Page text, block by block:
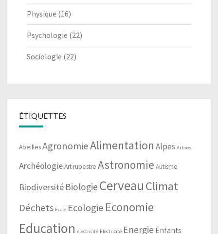
Physique (16)
Psychologie (22)
Sociologie (22)
ÉTIQUETTES
AbeillesAgronomieAlimentation Alpes Arbres
ArchéologieArt rupestre Astronomie Autisme
Biodiversité Biologie CerveauClimat
Déchets Ecole Ecologie Economie
Education electricite Electricité Energie Enfants